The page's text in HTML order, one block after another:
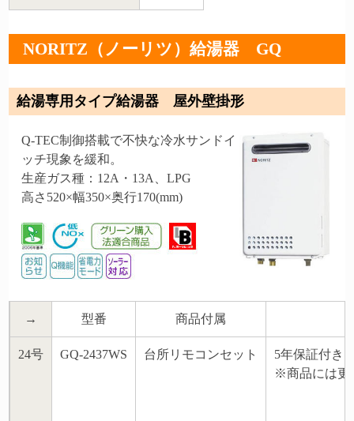
NORITZ（ノーリツ）給湯器 GQ
給湯専用タイプ給湯器 屋外壁掛形
Q-TEC制御搭載で不快な冷水サンドイ
ッチ現象を緩和。
生産ガス種：12A・13A、LPG
高さ520×幅350×奥行170(mm)
→ 型番 商品付属
24号 GQ-2437WS 台所リモコンセット
5年保証付き
※商品には更